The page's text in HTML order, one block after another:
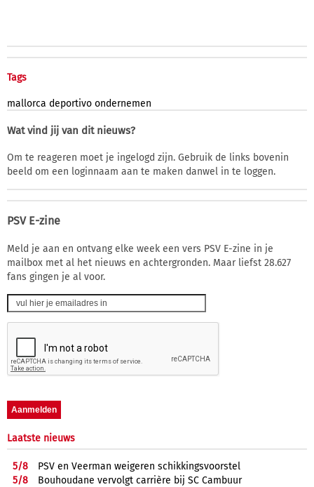
Tags
mallorca deportivo ondernemen
Wat vind jij van dit nieuws?
Om te reageren moet je ingelogd zijn. Gebruik de links bovenin
beeld om een loginnaam aan te maken danwel in te loggen.
PSV E-zine
Meld je aan en ontvang elke week een vers PSV E-zine in je
mailbox met al het nieuws en achtergronden. Maar liefst 28.627
fans gingen je al voor.
Laatste nieuws
5/8
PSV en Veerman weigeren schikkingsvoorstel
5/8
Bouhoudane vervolgt carrière bij SC Cambuur